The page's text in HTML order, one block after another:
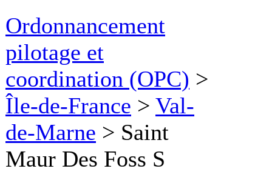
Ordonnancement
pilotage et
coordination (OPC) >
Île-de-France > Val-
de-Marne > Saint
Maur Des Foss S